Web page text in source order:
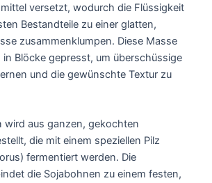
versetzt, wodurch die Flüssigkeit
Bestandteile zu einer glatten,
zusammenklumpen. Diese Masse
Blöcke gepresst, um überschüssige
und die gewünschte Textur zu
wird aus ganzen, gekochten
die mit einem speziellen Pilz
fermentiert werden. Die
die Sojabohnen zu einem festen,